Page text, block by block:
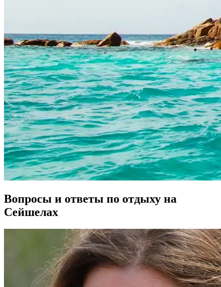
Вопросы и ответы по отдыху на
Сейшелах